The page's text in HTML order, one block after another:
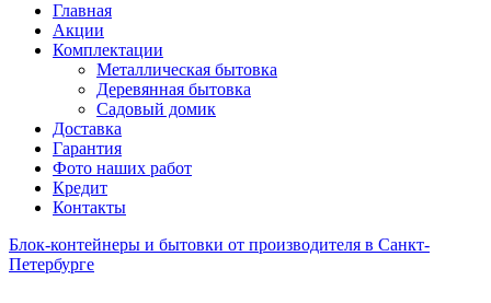
Главная
Акции
Комплектации
Металлическая бытовка
Деревянная бытовка
Садовый домик
Доставка
Гарантия
Фото наших работ
Кредит
Контакты
Блок-контейнеры и бытовки от производителя в Санкт-
Петербурге